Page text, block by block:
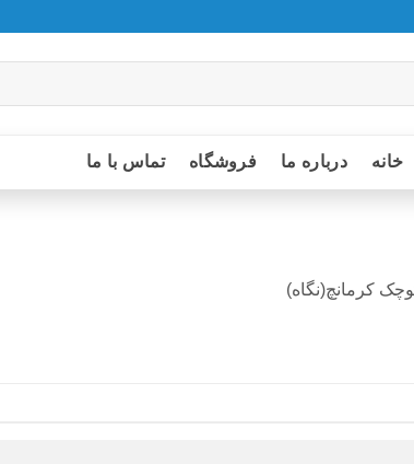
خانه درباره ما فروشگاه تماس با ما
کرمانچ(نگاه)